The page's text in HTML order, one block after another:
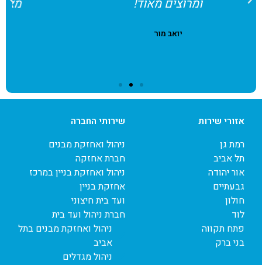
מצליחים להגיע אליהם בועד הבית, תדוה
אזורי שירות
רמת גן
תל אביב
אור יהודה
גבעתיים
חולון
לוד
פתח תקווה
בני ברק
שירותי החברה
ניהול ואחזקת מבנים
חברת אחזקה
ניהול ואחזקת בניין במרכז
אחזקת בניין
ועד בית חיצוני
חברת ניהול ועד בית
ניהול ואחזקת מבנים בתל
אביב
ניהול מגדלים